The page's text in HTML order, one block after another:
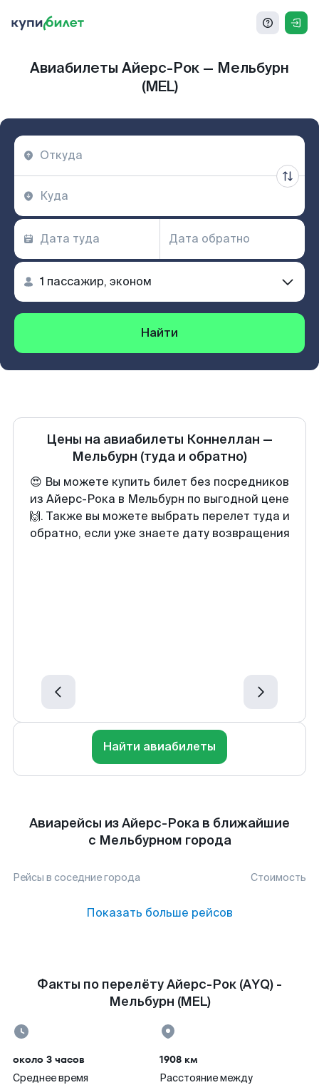
Авиабилеты Айерс-Рок — Мельбурн
(MEL)
Найти
Цены на авиабилеты Коннеллан —
Мельбурн (туда и обратно)
😍 Вы можете купить билет без посредников
из Айерс-Рока в Мельбурн по выгодной цене
🙌. Также вы можете выбрать перелет туда и
обратно, если уже знаете дату возвращения
Найти авиабилеты
Авиарейсы из Айерс-Рока в ближайшие
с Мельбурном города
Рейсы в соседние города Стоимость
Показать больше рейсов
Факты по перелёту Айерс-Рок (AYQ) -
Мельбурн (MEL)
около 3 часов
Среднее время
1908 км
Расстояние между